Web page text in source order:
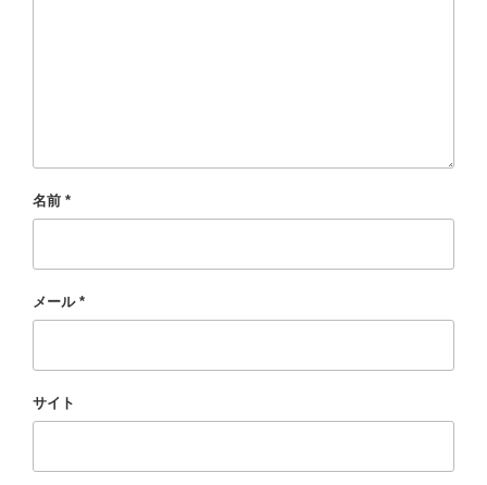
名前 *
メール *
サイト